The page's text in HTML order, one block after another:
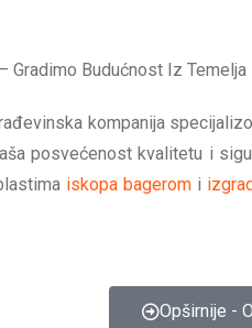
Gradimo Budućnost Iz Temelja
kompanija
posvećenost kvalitetu i
iskopa bagerom i
Opširnije -